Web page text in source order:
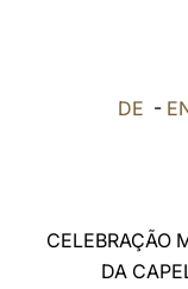
DE -
CELEBRAÇÃO
DA